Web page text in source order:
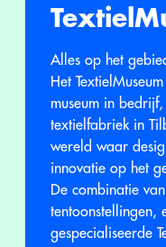
Alles op het
Het
museum in
textielfabriek in
wereld waar
innovatie op het
De combinatie
tentoonstellingen,
gespecialiseerde